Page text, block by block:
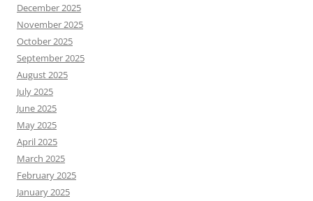
December 2025
November 2025
October 2025
September 2025
August 2025
July 2025
June 2025
May 2025
April 2025
March 2025
February 2025
January 2025